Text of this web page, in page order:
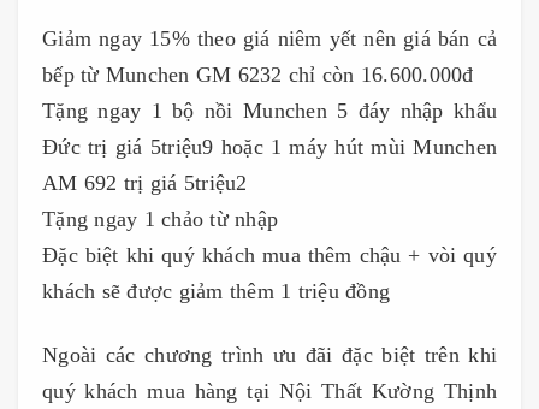
Giảm ngay 15% theo giá niêm yết nên giá bán cả
bếp từ Munchen GM 6232 chỉ còn 16.600.000đ
Tặng ngay 1 bộ nồi Munchen 5 đáy nhập khẩu
Đức trị giá 5triệu9 hoặc 1 máy hút mùi Munchen
AM 692 trị giá 5triệu2
Tặng ngay 1 chảo từ nhập
Đặc biệt khi quý khách mua thêm chậu + vòi quý
khách sẽ được giảm thêm 1 triệu đồng
Ngoài các chương trình ưu đãi đặc biệt trên khi
quý khách mua hàng tại Nội Thất Kường Thịnh